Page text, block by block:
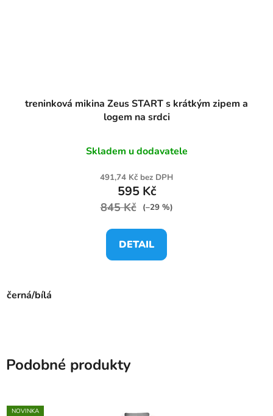
treninková mikina Zeus START s krátkým zipem a
logem na srdci
Skladem u dodavatele
491,74 Kč bez DPH
595 Kč
845 Kč (–29 %)
DETAIL
černá/bílá
Podobné produkty
NOVINKA